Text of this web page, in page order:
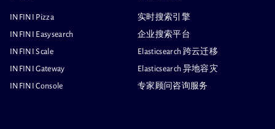
INFINI Pizza
INFINI Easysearch
INFINI Scale
INFINI Gateway
INFINI Console
实时搜索引擎
企业搜索平台
Elasticsearch 跨云迁移
Elasticsearch 异地容灾
专家顾问咨询服务